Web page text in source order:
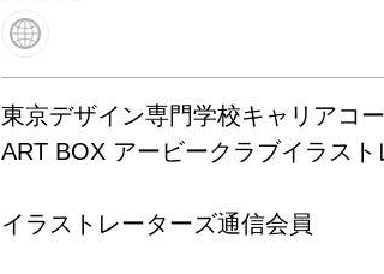
東京デザイン専門学校キャリアコ
ART BOX アービークラブイラス
イラストレーターズ通信会員